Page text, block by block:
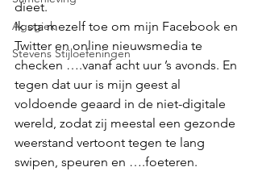
Agogiek
Stevens Stijloefeningen
dieet.
Ik sta mezelf toe om mijn Facebook en
Twitter en online nieuwsmedia te
checken ….vanaf acht uur ’s avonds. En
tegen dat uur is mijn geest al
voldoende geaard in de niet-digitale
wereld, zodat zij meestal een gezonde
weerstand vertoont tegen te lang
swipen, speuren en ….foeteren.